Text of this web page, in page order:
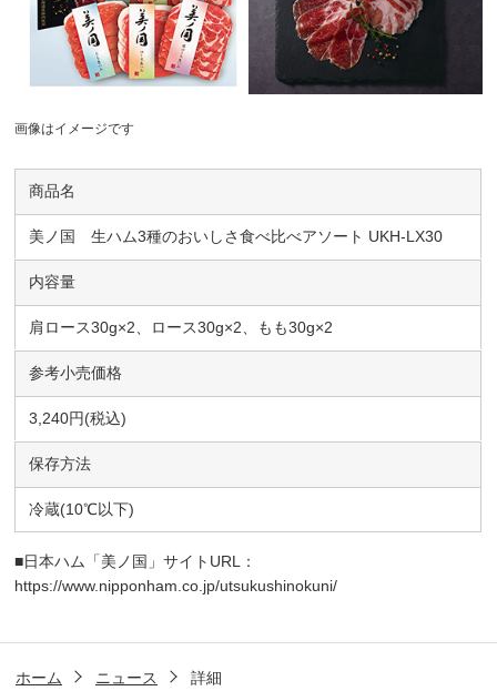
画像はイメージです
商品名
美ノ国 生ハム3種のおいしさ食べ比べアソート UKH-LX30
内容量
肩ロース30g×2、ロース30g×2、もも30g×2
参考小売価格
3,240円(税込)
保存方法
冷蔵(10℃以下)
■日本ハム「美ノ国」サイトURL：
https://www.nipponham.co.jp/utsukushinokuni/
ホーム ニュース 詳細